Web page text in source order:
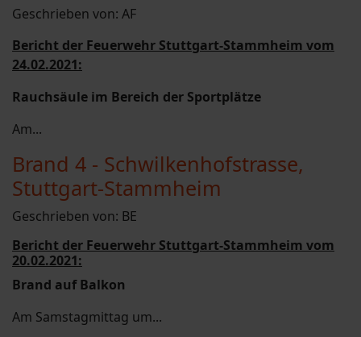
Geschrieben von: AF
Bericht der Feuerwehr Stuttgart-Stammheim vom
24.02.2021:
Rauchsäule im Bereich der Sportplätze
Am...
Brand 4 - Schwilkenhofstrasse,
Stuttgart-Stammheim
Geschrieben von: BE
Bericht der Feuerwehr Stuttgart-Stammheim vom
20.02.2021:
Brand auf Balkon
Am Samstagmittag um...